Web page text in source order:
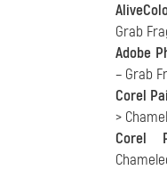
Grab
Adobe
– Grab
Corel
>
Corel